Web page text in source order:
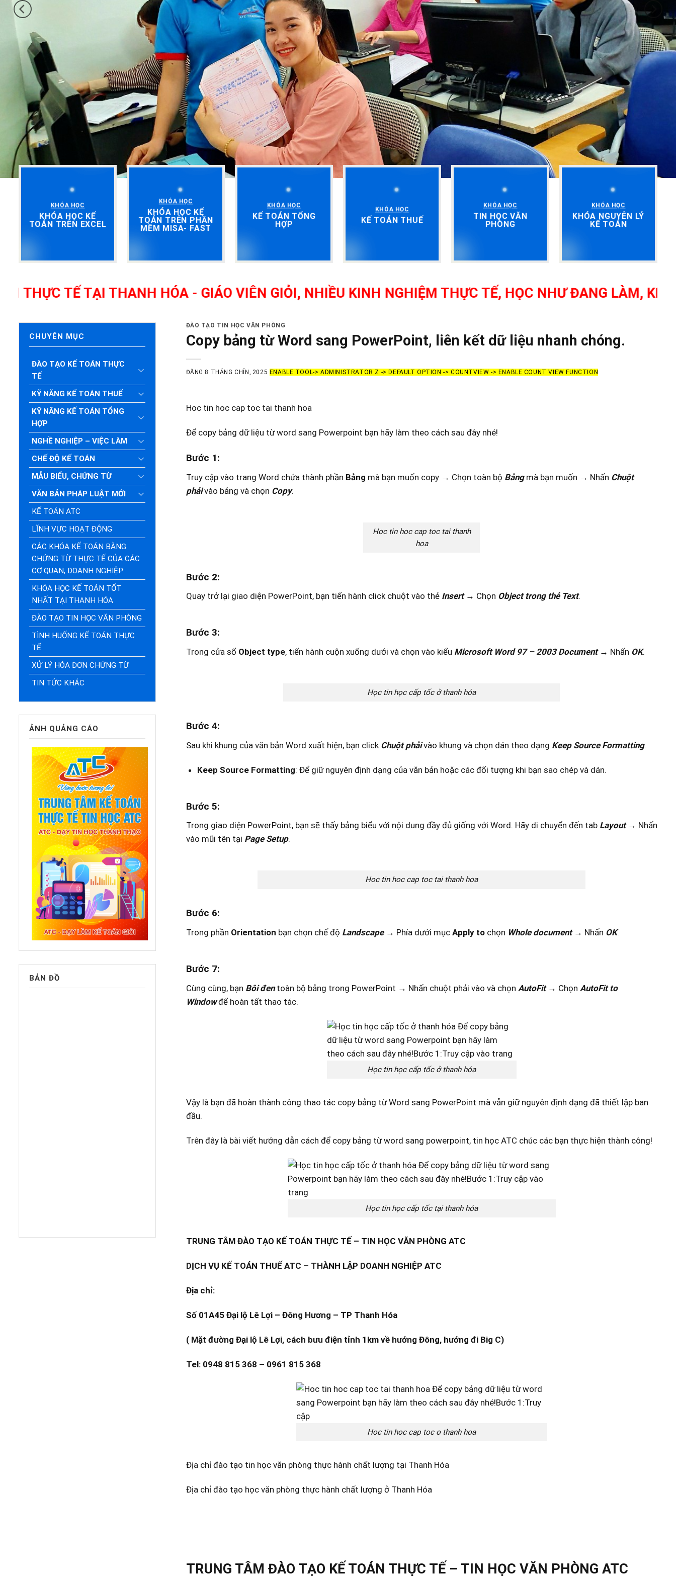
KHÓA HỌC
KHÓA HỌC KẾ
TOÁN TRÊN EXCEL
KHÓA HỌC
KHÓA HỌC KẾ
TOÁN TRÊN PHẦN
MỀM MISA- FAST
KHÓA HỌC
KẾ TOÁN TỔNG
HỢP
KHÓA HỌC
KẾ TOÁN THUẾ
KHÓA HỌC
TIN HỌC VĂN
PHÒNG
KHÓA HỌC
KHÓA NGUYÊN LÝ
KẾ TOÁN
TẠI THANH HÓA - GIÁO VIÊN GIỎI, NHIỀU KINH NGHIỆM THỰC TẾ, HỌC NHƯ ĐANG LÀM, KẾ TOÁN
CHUYÊN MỤC
ĐÀO TẠO KẾ TOÁN THỰC
TẾ
KỸ NĂNG KẾ TOÁN THUẾ
KỸ NĂNG KẾ TOÁN TỔNG
HỢP
NGHỀ NGHIỆP – VIỆC LÀM
CHẾ ĐỘ KẾ TOÁN
MẪU BIỂU, CHỨNG TỪ
VĂN BẢN PHÁP LUẬT MỚI
KẾ TOÁN ATC
LĨNH VỰC HOẠT ĐỘNG
CÁC KHÓA KẾ TOÁN BẰNG
CHỨNG TỪ THỰC TẾ CỦA CÁC
CƠ QUAN, DOANH NGHIỆP
KHÓA HỌC KẾ TOÁN TỐT
NHẤT TẠI THANH HÓA
ĐÀO TẠO TIN HỌC VĂN PHÒNG
TÌNH HUỐNG KẾ TOÁN THỰC
TẾ
XỬ LÝ HÓA ĐƠN CHỨNG TỪ
TIN TỨC KHÁC
ẢNH QUẢNG CÁO
BẢN ĐỒ
ĐÀO TẠO TIN HỌC VĂN PHÒNG
Copy bảng từ Word sang PowerPoint, liên kết dữ liệu nhanh chóng.
ĐĂNG 8 THÁNG CHÍN, 2025 ENABLE TOOL-> ADMINISTRATOR Z -> DEFAULT OPTION -> COUNTVIEW -> ENABLE COUNT VIEW FUNCTION
Hoc tin hoc cap toc tai thanh hoa
Để copy bảng dữ liệu từ word sang Powerpoint bạn hãy làm theo cách sau đây nhé!
Bước 1:
Truy cập vào trang Word chứa thành phần Bảng mà bạn muốn copy → Chọn toàn bộ Bảngmà bạn muốn → Nhấn Chuột
phảivào bảng và chọn Copy.
Hoc tin hoc cap toc tai thanh
hoa
Bước 2:
Quay trở lại giao diện PowerPoint, bạn tiến hành click chuột vào thẻ Insert→ Chọn Object trong thẻ Text.
Bước 3:
Trong cửa sổ Object type, tiến hành cuộn xuống dưới và chọn vào kiểu Microsoft Word 97 – 2003 Document→ Nhấn OK.
Học tin học cấp tốc ở thanh hóa
Bước 4:
Sau khi khung của văn bản Word xuất hiện, bạn click Chuột phảivào khung và chọn dán theo dạng Keep Source Formatting.
Keep Source Formatting: Để giữ nguyên định dạng của văn bản hoặc các đối tượng khi bạn sao chép và dán.
Bước 5:
Trong giao diện PowerPoint, bạn sẽ thấy bảng biểu với nội dung đầy đủ giống với Word. Hãy di chuyển đến tab Layout → Nhấn
vào mũi tên tại Page Setup.
Hoc tin hoc cap toc tai thanh hoa
Bước 6:
Trong phần Orientation bạn chọn chế độ Landscape→ Phía dưới mục Apply to chọn Whole document→ Nhấn OK.
Bước 7:
Cùng cùng, bạn Bôi đentoàn bộ bảng trong PowerPoint → Nhấn chuột phải vào và chọn AutoFit→ Chọn AutoFit to
Windowđể hoàn tất thao tác.
Học tin học cấp tốc ở thanh hóa
Vậy là bạn đã hoàn thành công thao tác copy bảng từ Word sang PowerPoint mà vẫn giữ nguyên định dạng đã thiết lập ban
đầu.
Trên đây là bài viết hướng dẫn cách để copy bảng từ word sang powerpoint, tin học ATC chúc các bạn thực hiện thành công!
Học tin học cấp tốc tại thanh hóa
TRUNG TÂM ĐÀO TẠO KẾ TOÁN THỰC TẾ – TIN HỌC VĂN PHÒNG ATC
DỊCH VỤ KẾ TOÁN THUẾ ATC – THÀNH LẬP DOANH NGHIỆP ATC
Địa chỉ:
Số 01A45 Đại lộ Lê Lợi – Đông Hương – TP Thanh Hóa
( Mặt đường Đại lộ Lê Lợi, cách bưu điện tỉnh 1km về hướng Đông, hướng đi Big C)
Tel: 0948 815 368 – 0961 815 368
Hoc tin hoc cap toc o thanh hoa
Địa chỉ đào tạo tin học văn phòng thực hành chất lượng tại Thanh Hóa
Địa chỉ đào tạo học văn phòng thực hành chất lượng ở Thanh Hóa
TRUNG TÂM ĐÀO TẠO KẾ TOÁN THỰC TẾ – TIN HỌC VĂN PHÒNG ATC